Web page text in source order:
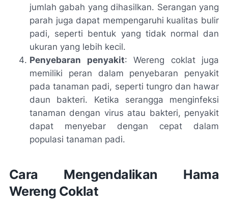
jumlah gabah yang dihasilkan. Serangan yang
parah juga dapat mempengaruhi kualitas bulir
padi, seperti bentuk yang tidak normal dan
ukuran yang lebih kecil.
Penyebaran penyakit: Wereng coklat juga
memiliki peran dalam penyebaran penyakit
pada tanaman padi, seperti tungro dan hawar
daun bakteri. Ketika serangga menginfeksi
tanaman dengan virus atau bakteri, penyakit
dapat menyebar dengan cepat dalam
populasi tanaman padi.
Cara Mengendalikan Hama
Wereng Coklat